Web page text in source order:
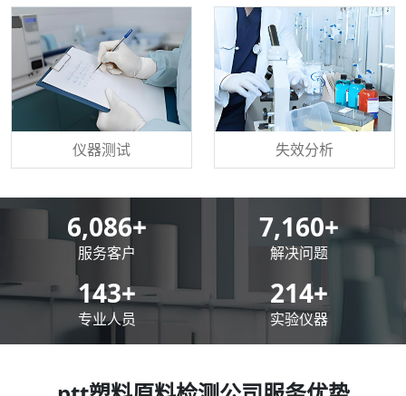
仪器测试 失效分析
8,500+
服务客户
10,000+
解决问题
200+
专业人员
300+
实验仪器